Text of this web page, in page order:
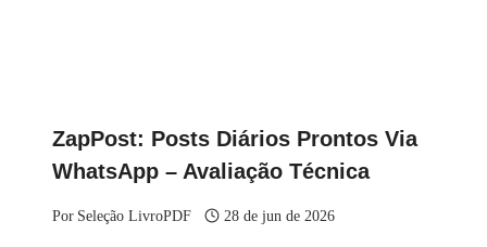
ZapPost: Posts Diários Prontos Via
WhatsApp – Avaliação Técnica
Por Seleção LivroPDF 28 de jun de 2026